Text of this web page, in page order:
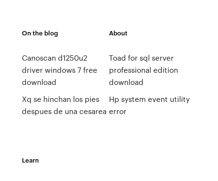
On the blog
Canoscan d1250u2
driver windows 7 free
download
Xq se hinchan los pies
despues de una cesarea
About
Toad for sql server
professional edition
download
Hp system event utility
error
Learn